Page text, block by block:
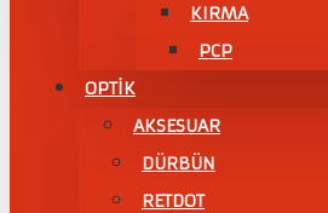
KIRMA
PCP
OPTİK
AKSESUAR
DÜRBÜN
RETDOT